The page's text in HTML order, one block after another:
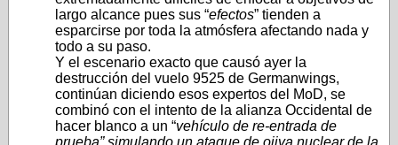
largo alcance pues sus “efectos” tienden a
esparcirse por toda la atmósfera afectando nada y
todo a su paso.
Y el escenario exacto que causó ayer la
destrucción del vuelo 9525 de Germanwings,
continúan diciendo esos expertos del MoD, se
combinó con el intento de la alianza Occidental de
hacer blanco a un “vehículo de re-entrada de
prueba” simulando un ataque de ojiva nuclear de la